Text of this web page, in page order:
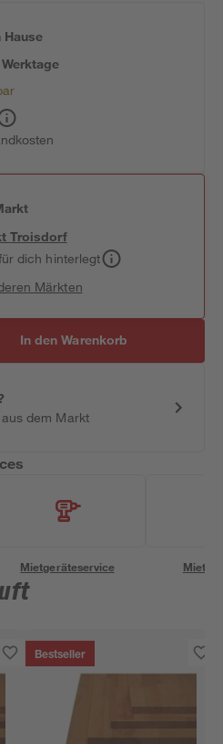
Hause
Troisdorf
dich hinterlegt
Märkten
In den Warenkorb
aus dem Markt
Mietgeräteservice
Bestseller